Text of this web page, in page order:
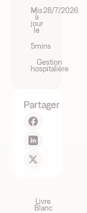
Mis
à
jour
le
28/7/2026
5mins
Gestion
hospitalière
Partager
Livre
Blanc